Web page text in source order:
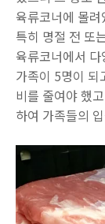
육류코너에 몰
특히 명절 전 또
육류코너에서
가족이 5명이 되
비를 줄여야 했
하여 가족들의